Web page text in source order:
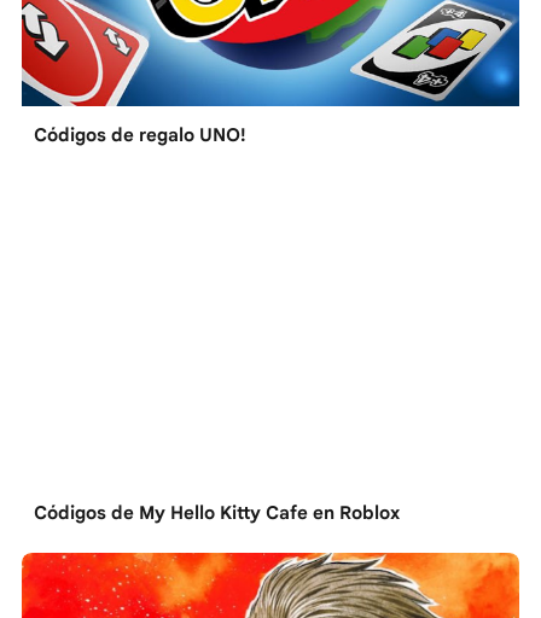
Códigos de regalo UNO!
Códigos de My Hello Kitty Cafe en Roblox